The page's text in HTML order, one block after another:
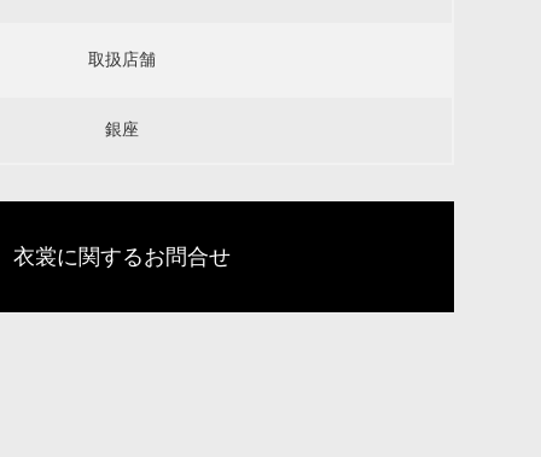
取扱店舗
銀座
衣裳に関するお問合せ